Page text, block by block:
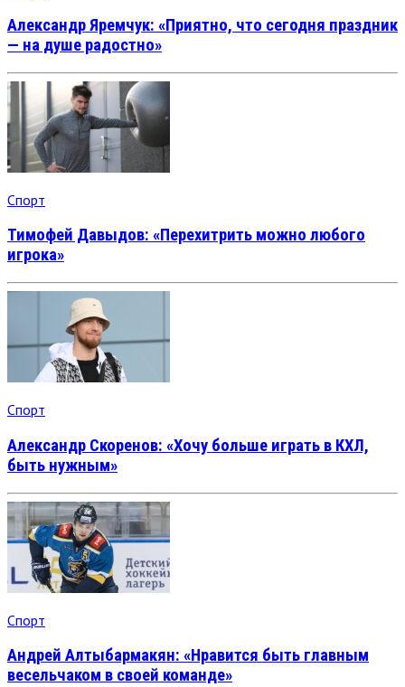
Александр Яремчук: «Приятно, что сегодня праздник
— на душе радостно»
Спорт
Тимофей Давыдов: «Перехитрить можно любого
игрока»
Спорт
Александр Скоренов: «Хочу больше играть в КХЛ,
быть нужным»
Спорт
Андрей Алтыбармакян: «Нравится быть главным
весельчаком в своей команде»